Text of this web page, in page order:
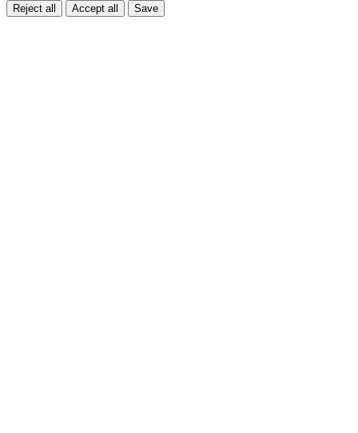
Reject all Accept all Save